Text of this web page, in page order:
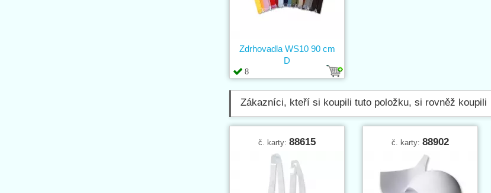
8
Zdrhovadla WS10 90 cm
D
Zákazníci, kteří si koupili tuto položku, si rovněž koupili
č. karty: 88615 č. karty: 88902